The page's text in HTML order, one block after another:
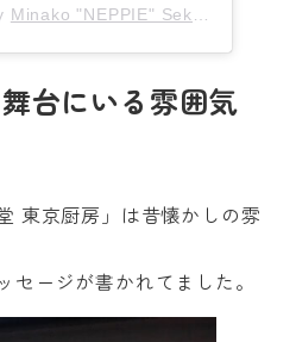
Minako "NEPPIE" Seki
台にいる雰囲気
東京厨房」は昔懐かしの雰
セージが書かれてました。